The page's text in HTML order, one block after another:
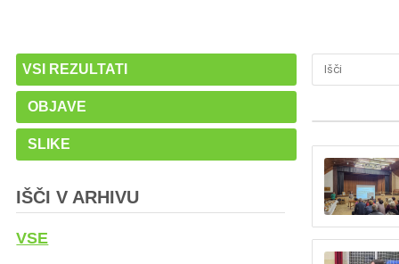
VSI REZULTATI
OBJAVE
SLIKE
IŠČI V ARHIVU
VSE